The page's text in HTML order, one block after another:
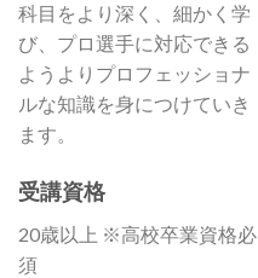
科目をより深く、細かく学
び、プロ選手に対応できる
ようよりプロフェッショナ
ルな知識を身につけていき
ます。
受講資格
20歳以上 ※高校卒業資格必
須